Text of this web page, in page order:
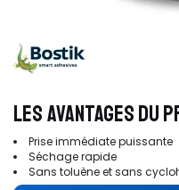
LES AVANTAGES DU
Prise immédiate puissante
Séchage rapide
Sans toluène et sans